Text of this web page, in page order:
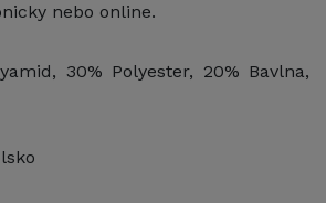
nebo online.
30% Polyester, 20% Bavlna,